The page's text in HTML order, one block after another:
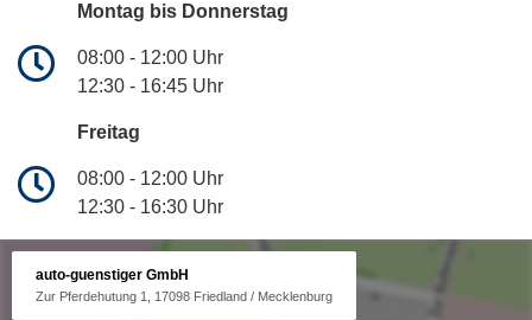
Montag bis Donnerstag
08:00 - 12:00 Uhr
12:30 - 16:45 Uhr
Freitag
08:00 - 12:00 Uhr
12:30 - 16:30 Uhr
auto-guenstiger GmbH
Zur Pferdehutung 1, 17098 Friedland / Mecklenburg